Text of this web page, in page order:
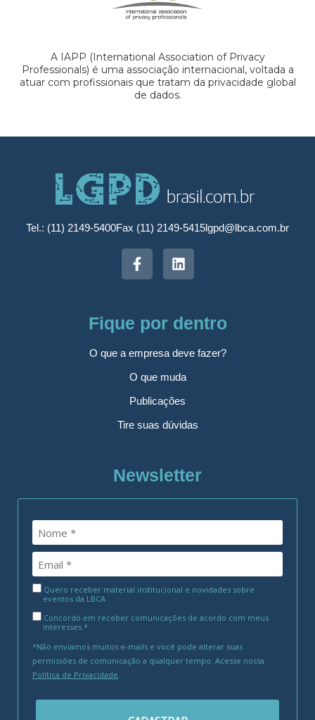
A IAPP (International Association of Privacy
Professionals) é uma associação internacional, voltada a
atuar com profissionais que tratam da privacidade global
de dados.
Tel.: (11) 2149-5400Fax (11) 2149-5415lgpd@lbca.com.br
Fique por dentro
O que a empresa deve fazer?
O que muda
Publicações
Tire suas dúvidas
Newsletter
Quero receber material institucional e novidades sobre
eventos da LBCA
Concordo em receber comunicações de acordo com meus
interesses.*
*Não enviamos muitos e-mails e você pode alterar suas
permissões de comunicação a qualquer tempo. Acesse nossa
Política de Privacidade.